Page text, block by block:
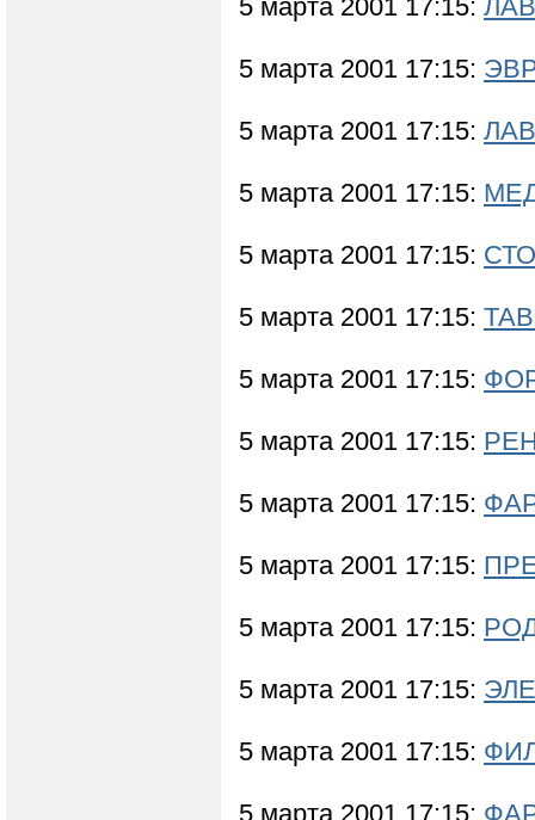
5 марта 2001 17:15:
5 марта 2001 17:15:
5 марта 2001 17:15:
5 марта 2001 17:15:
5 марта 2001 17:15:
5 марта 2001 17:15:
5 марта 2001 17:15:
5 марта 2001 17:15:
5 марта 2001 17:15:
5 марта 2001 17:15:
5 марта 2001 17:15:
5 марта 2001 17:15:
5 марта 2001 17:15:
5 марта 2001 17:15: